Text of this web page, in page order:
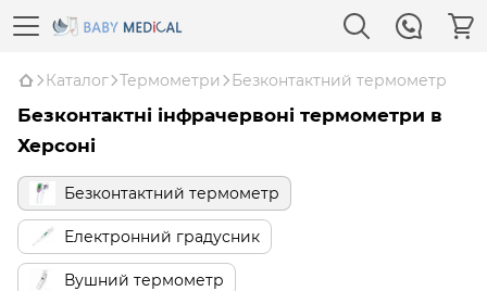
Каталог Термометри Безконтактний термометр
Безконтактні інфрачервоні термометри в
Херсоні
Безконтактний термометр
Електронний градусник
Вушний термометр